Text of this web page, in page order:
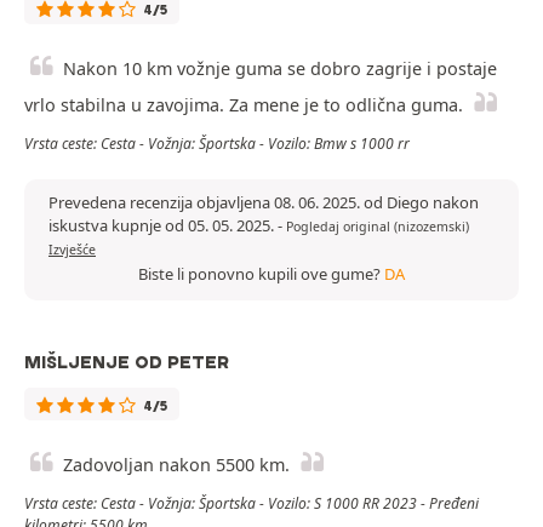
4/5
Nakon 10 km vožnje guma se dobro zagrije i postaje
vrlo stabilna u zavojima. Za mene je to odlična guma.
Vrsta ceste: Cesta - Vožnja: Športska - Vozilo: Bmw s 1000 rr
Prevedena recenzija objavljena 08. 06. 2025. od Diego nakon
iskustva kupnje od 05. 05. 2025.- Pogledaj original (nizozemski)
Izvješće
Biste li ponovno kupili ove gume? DA
MIŠLJENJE OD PETER
4/5
Zadovoljan nakon 5500 km.
Vrsta ceste: Cesta - Vožnja: Športska - Vozilo: S 1000 RR 2023 - Pređeni